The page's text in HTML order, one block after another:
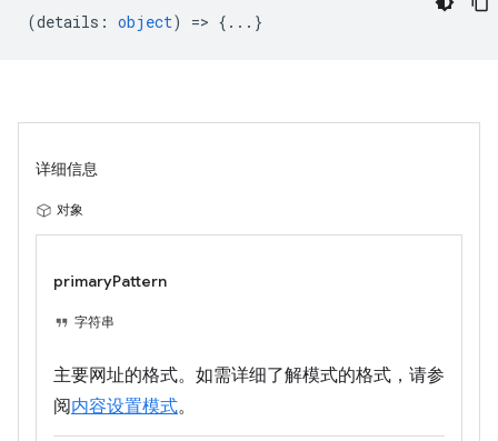
(details : object) => {...}
详细信息
对象
primaryPattern
字符串
主要网址的格式。如需详细了解模式的格式，请参
阅内容设置模式。